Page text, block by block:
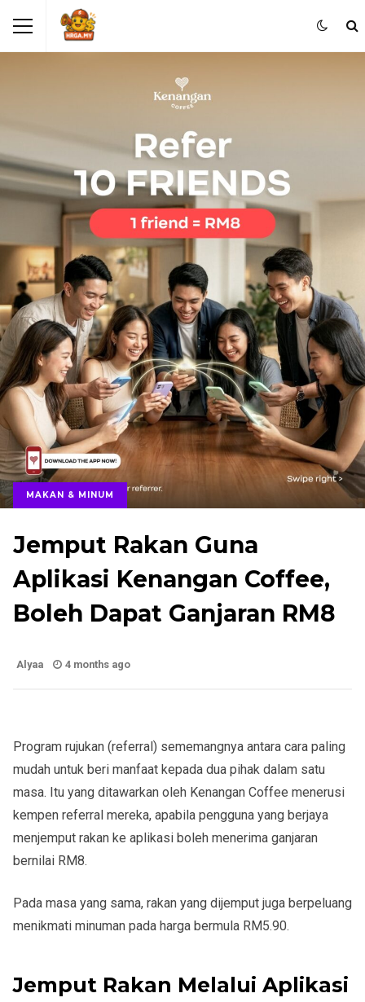
MAKAN & MINUM
Jemput Rakan Guna
Aplikasi Kenangan Coffee,
Boleh Dapat Ganjaran RM8
Alyaa 4 months ago
Program rujukan (referral) sememangnya antara cara paling
mudah untuk beri manfaat kepada dua pihak dalam satu
masa. Itu yang ditawarkan oleh Kenangan Coffee menerusi
kempen referral mereka, apabila pengguna yang berjaya
menjemput rakan ke aplikasi boleh menerima ganjaran
bernilai RM8.
Pada masa yang sama, rakan yang dijemput juga berpeluang
menikmati minuman pada harga bermula RM5.90.
Jemput Rakan Melalui Aplikasi